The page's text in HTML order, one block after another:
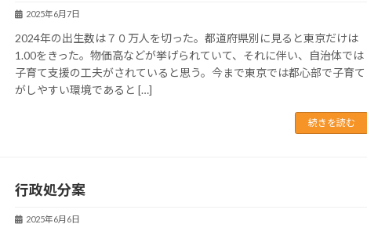
2025年6月7日
2024年の出生数は７０万人を切った。都道府県別に見ると東京だけは
1.00をきった。物価高などが挙げられていて、それに伴い、自治体では
子育て支援の工夫がされていると思う。今まで東京では都心部で子育て
がしやすい環境であると […]
続きを読む
行政処分案
2025年6月6日